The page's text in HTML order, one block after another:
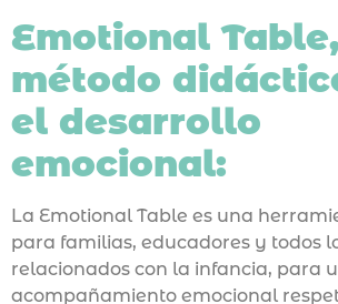
Emotional
método
el desarrollo
emocional:
La Emotional Table es una
para familias, educadores y todos
relacionados con la infancia, para
acompañamiento emocional